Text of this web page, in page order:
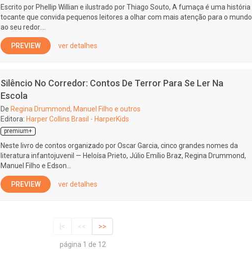
Escrito por Phellip Willian e ilustrado por Thiago Souto, A fumaça é uma história
tocante que convida pequenos leitores a olhar com mais atenção para o mundo
ao seu redor....
PREVIEW ver detalhes
Silêncio No Corredor: Contos De Terror Para Se Ler Na
Escola
De Regina Drummond, Manuel Filho e outros
Editora: Harper Collins Brasil - HarperKids
premium+
Neste livro de contos organizado por Oscar Garcia, cinco grandes nomes da
literatura infantojuvenil — Heloísa Prieto, Júlio Emílio Braz, Regina Drummond,
Manuel Filho e Edson...
PREVIEW ver detalhes
|< << >>
página 1 de 12